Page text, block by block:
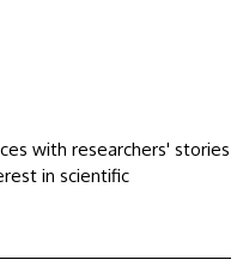
with researchers' stories
in scientific